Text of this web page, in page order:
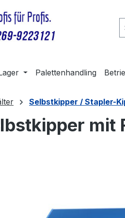
Palettenhandling
Selbstkipper / Stapler-
mit